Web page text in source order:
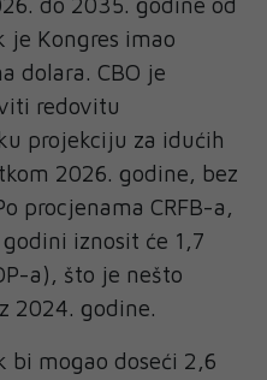
do 2035. godine od
Kongres imao
dolara. CBO je
redovitu
projekciju za idućih
2026. godine, bez
procjenama CRFB-a,
iznosit će 1,7
a), što je nešto
2024. godine.
bi mogao doseći 2,6